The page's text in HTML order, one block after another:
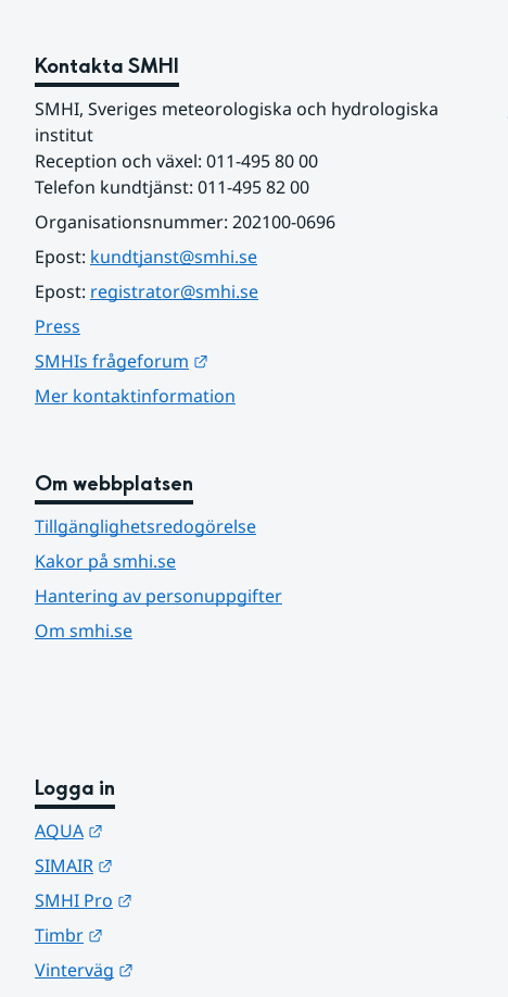
Kontakta SMHI
SMHI, Sveriges meteorologiska och hydrologiska
institut
Reception och växel: 011-495 80 00
Telefon kundtjänst: 011-495 82 00
Organisationsnummer: 202100-0696
Epost: kundtjanst@smhi.se
Epost: registrator@smhi.se
Press
SMHIs frågeforum
Mer kontaktinformation
Om webbplatsen
Tillgänglighetsredogörelse
Kakor på smhi.se
Hantering av personuppgifter
Om smhi.se
Logga in
AQUA
SIMAIR
SMHI Pro
Timbr
Vinterväg